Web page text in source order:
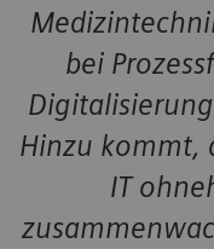
bei
Hinzu kommt,
IT